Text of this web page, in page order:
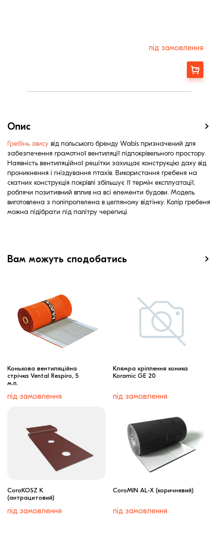
під замовлення
Замовити
Опис
Гребінь звису від польського бренду Wabis призначений для
забезпечення грамотної вентиляції підпокрівельного простору.
Наявність вентиляційної решітки захищає конструкцію даху від
проникнення і гніздування птахів. Використання гребеня на
скатних конструкція покрівлі збільшує її термін експлуатації,
роблячи позитивний вплив на всі елементи будови. Модель
виготовлена з поліпропелена в цегляному відтінку. Колір гребеня
можна підібрати під палітру черепиці.
Вам можуть сподобатись
Конькова вентиляційна
стрічка Vental Respiro, 5
м.п.
під замовлення
Клямра кріплення коника
Koramic GE 20
під замовлення
CoroKOSZ K
(антрацитовий)
під замовлення
CoroMIN AL-X (коричневий)
під замовлення